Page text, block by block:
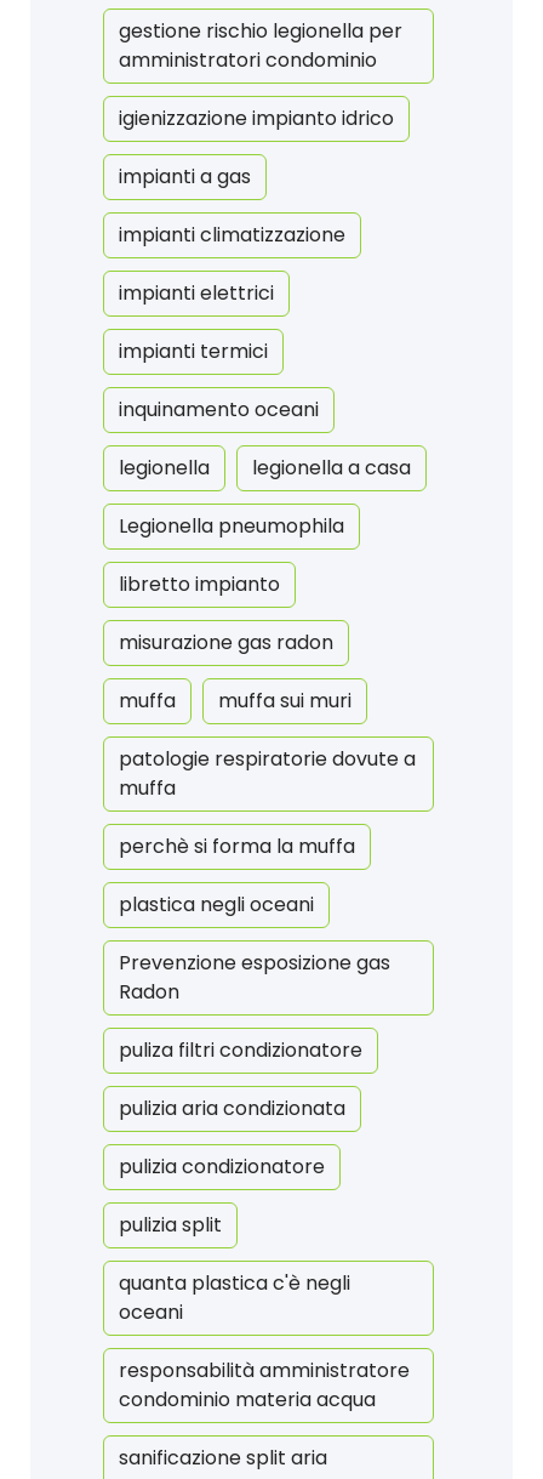
gestione rischio legionella per
amministratori condominio
igienizzazione impianto idrico
impianti a gas
impianti climatizzazione
impianti elettrici
impianti termici
inquinamento oceani
legionella legionella a casa
Legionella pneumophila
libretto impianto
misurazione gas radon
muffa muffa sui muri
patologie respiratorie dovute a
muffa
perchè si forma la muffa
plastica negli oceani
Prevenzione esposizione gas
Radon
puliza filtri condizionatore
pulizia aria condizionata
pulizia condizionatore
pulizia split
quanta plastica c'è negli
oceani
responsabilità amministratore
condominio materia acqua
sanificazione split aria